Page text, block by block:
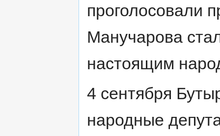
проголосовали
Манучарова
настоящим
4 сентября
народные